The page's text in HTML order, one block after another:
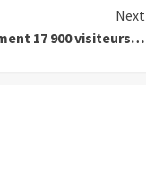
Next
17 900 visiteurs…